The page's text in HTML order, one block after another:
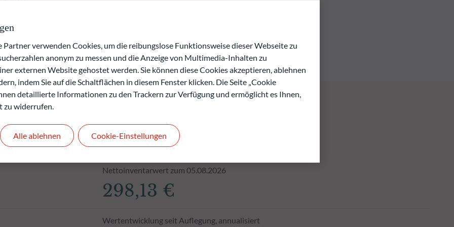
keine Rückschlüsse auf die künftige
Nettoinventarwert zum 05.08.2026
298,13 €
Wertentwicklung seit Auflegung, annualisiert
Partner verwenden Cookies, um die reibungslose Funktionsweise dieser Webseite zu
anonym zu messen und die Anzeige von Multimedia-Inhalten zu
externen Website gehostet werden. Sie können diese Cookies akzeptieren, ablehnen
indem Sie auf die Schaltflächen in diesem Fenster klicken. Die Seite „Cookie
detaillierte Informationen zu den Trackern zur Verfügung und ermöglicht es Ihnen,
zu widerrufen.
Alle ablehnen Cookie-Einstellungen